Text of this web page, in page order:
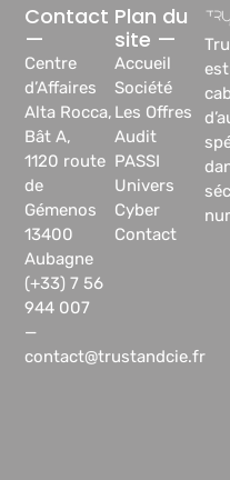
Plan du
site —
Accueil
Société
Les Offres
Audit
PASSI
Univers
Cyber
Contact
Contact
—
Centre
d’Affaires
Alta Rocca,
Bât A,
1120 route
de
Gémenos
13400
Aubagne
(+33) 7 56
944 007
—
contact@trustandcie.fr